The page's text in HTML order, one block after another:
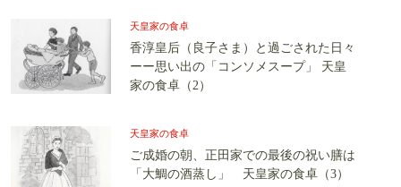
天皇家の食卓
香淳皇后（良子さま）と過ごされた日々
ーー思い出の「コンソメスープ」 天皇
家の食卓（2）
天皇家の食卓
ご成婚の朝、正田家での最後の祝い膳は
「大鯛の酒蒸し」 天皇家の食卓（3）